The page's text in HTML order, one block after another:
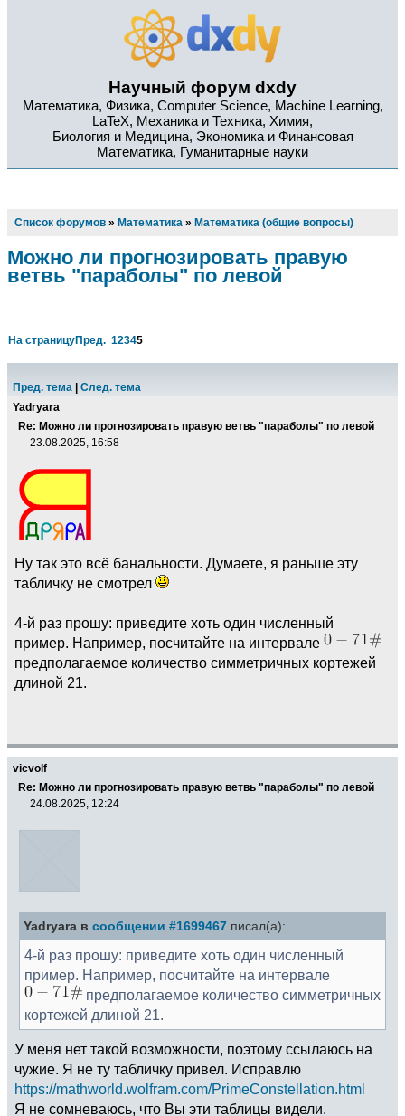
Научный форум dxdy
Математика, Физика, Computer Science, Machine Learning,
LaTeX, Механика и Техника, Химия,
Биология и Медицина, Экономика и Финансовая
Математика, Гуманитарные науки
Список форумов » Математика » Математика (общие вопросы)
Можно ли прогнозировать правую
ветвь "параболы" по левой
На страницуПред. 12345
Пред. тема
След. тема
Yadryara
Re: Можно ли прогнозировать правую ветвь "параболы" по левой
23.08.2025, 16:58
Ну так это всё банальности. Думаете, я раньше эту
табличку не смотрел
4-й раз прошу: приведите хоть один численный
пример. Например, посчитайте на интервале
предполагаемое количество симметричных кортежей
длиной 21.
vicvolf
Re: Можно ли прогнозировать правую ветвь "параболы" по левой
24.08.2025, 12:24
Yadryara в сообщении #1699467 писал(а):
4-й раз прошу: приведите хоть один численный
пример. Например, посчитайте на интервале
предполагаемое количество симметричных
кортежей длиной 21.
У меня нет такой возможности, поэтому ссылаюсь на
чужие. Я не ту табличку привел. Исправлю
https://mathworld.wolfram.com/PrimeConstellation.html
Я не сомневаюсь, что Вы эти таблицы видели.